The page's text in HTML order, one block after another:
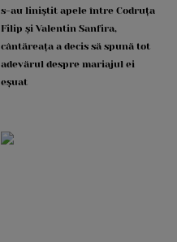
s-au liniștit apele între Codruța
Filip și Valentin Sanfira,
cântăreața a decis să spună tot
adevărul despre mariajul ei
eșuat